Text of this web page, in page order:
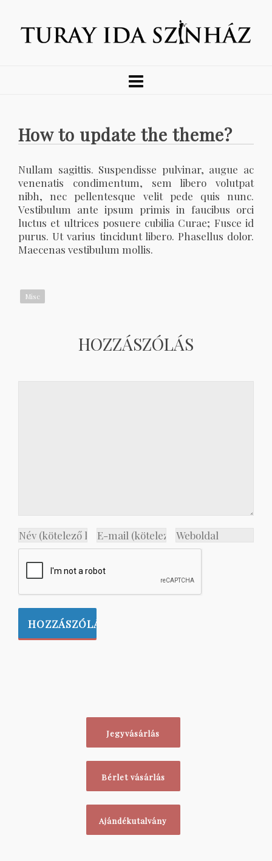
How to update the theme?
Nullam sagittis. Suspendisse pulvinar, augue ac
venenatis condimentum, sem libero volutpat
nibh, nec pellentesque velit pede quis nunc.
Vestibulum ante ipsum primis in faucibus orci
luctus et ultrices posuere cubilia Curae; Fusce id
purus. Ut varius tincidunt libero. Phasellus dolor.
Maecenas vestibulum mollis.
Misc
HOZZÁSZÓLÁS
Jegyvásárlás
Bérlet vásárlás
Ajándékutalvány